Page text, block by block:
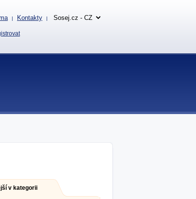
v kategorii
| Kontakty |